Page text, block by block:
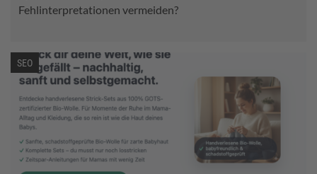
Fehlinterpretationen vermeiden?
SEO